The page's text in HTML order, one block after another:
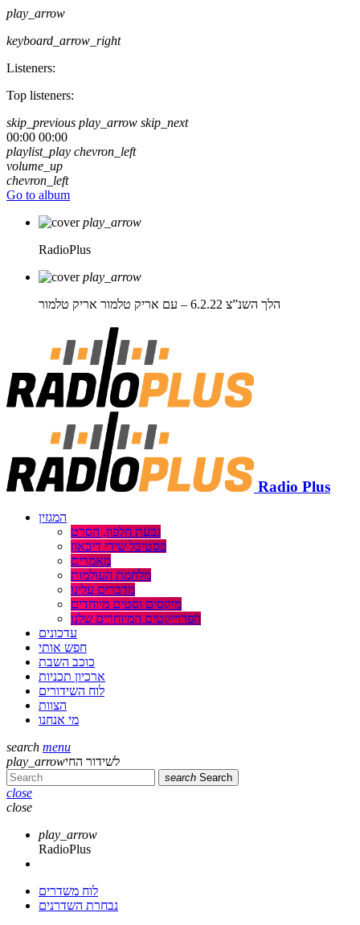
play_arrow
keyboard_arrow_right
Listeners:
Top listeners:
skip_previous play_arrow skip_next
00:00 00:00
playlist_play chevron_left
volume_up
chevron_left
Go to album
play_arrow
RadioPlus
play_arrow
הלך השנ”צ 6.2.22 – עם אריק טלמור
אריק טלמור
Radio Plus
המגזין
גבעת חלפון, הסרט
פסטיבל שירי דיכאון
מאמרים
מלחמת העולמות
מדברים עלינו
מיקסים וסטים מיוחדים
הפרוייקטים המיוחדים שלנו
עדכונים
חפש אותי
כוכב השבת
ארכיון תכניות
לוח השידורים
הצוות
מי אנחנו
search menu
play_arrowלשידור החי
search Search
close
close
play_arrow
RadioPlus
לוח משדרים
נבחרת השדרנים